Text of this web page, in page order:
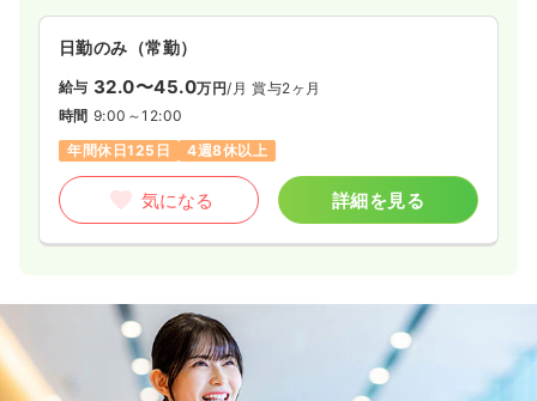
日勤のみ（常勤）
給与 32.0〜45.0万円/月 賞与2ヶ月
時間 9:00～12:00
年間休日125日
4週8休以上
気になる 詳細を見る